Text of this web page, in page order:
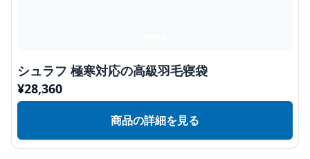
シュラフ 極寒対応の高級羽毛寝袋
¥28,360
商品の詳細を見る